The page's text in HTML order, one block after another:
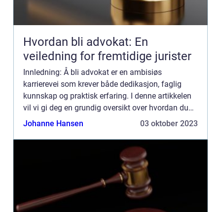
Hvordan bli advokat: En
veiledning for fremtidige jurister
Innledning: Å bli advokat er en ambisiøs
karrierevei som krever både dedikasjon, faglig
kunnskap og praktisk erfaring. I denne artikkelen
vil vi gi deg en grundig oversikt over hvordan du
kan bli advokat, ulike typer advokater, kvantitative
Johanne Hansen 03 oktober 2023